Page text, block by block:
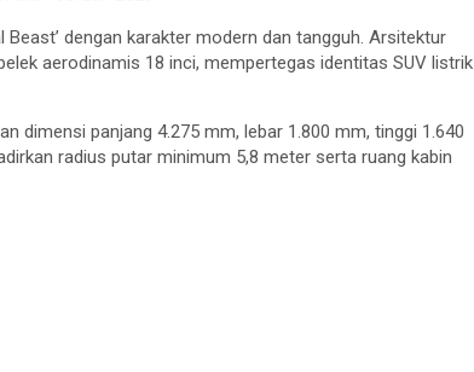
dengan karakter modern dan tangguh. Arsitektur
aerodinamis 18 inci, mempertegas identitas SUV listrik
dimensi panjang 4.275 mm, lebar 1.800 mm, tinggi 1.640
radius putar minimum 5,8 meter serta ruang kabin